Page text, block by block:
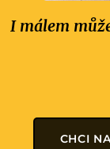
I málem
CHCI